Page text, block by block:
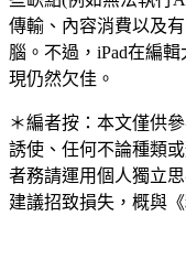
傳輸、內容消費以及
腦。不過，iPad在編
現仍然欠佳。
＊編者按：本文僅供
誘使、任何不論種類
者務請運用個人獨立
建議招致損失，概與